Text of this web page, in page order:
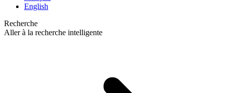
English
Recherche
Aller à la recherche intelligente